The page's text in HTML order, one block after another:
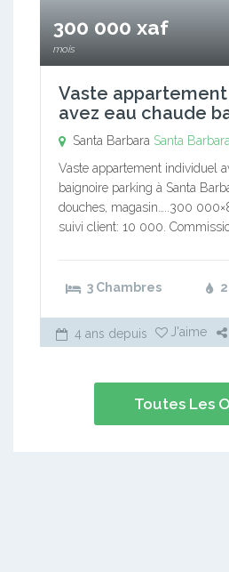
300 000 xaf
mois
Vaste
avez eau chaude
Santa Barbara Santa Barbara
Vaste appartement individuel
baignoire parking à Santa
douches, magasin…..300
suivi client: 10 000.
3 Chambres
4 ans depuis J'aime
Toutes Les